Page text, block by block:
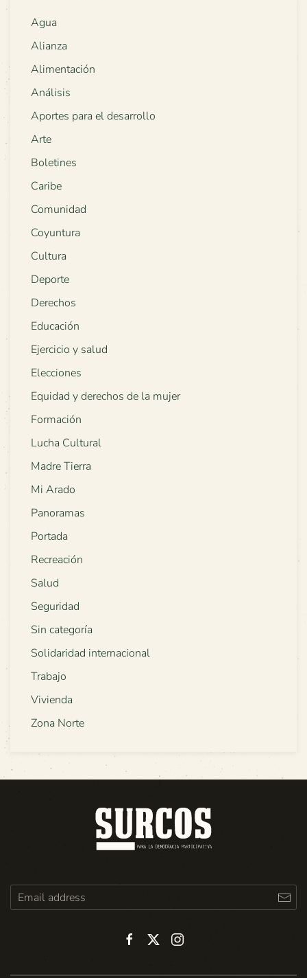
Agua
Alianza
Alimentación
Análisis
Aportes para el desarrollo
Arte
Boletines
Caribe
Comunidad
Coyuntura
Cultura
Deporte
Derechos
Educación
Ejercicio y salud
Elecciones
Equidad y derechos de la mujer
Formación
Lucha Cultural
Madre Tierra
Mi Arado
Panoramas
Portada
Recreación
Salud
Seguridad
Sin categoría
Solidaridad internacional
Trabajo
Vivienda
Zona Norte